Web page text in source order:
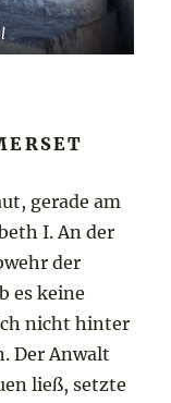
gerade am
I. An der
der
es keine
nicht hinter
Der Anwalt
ließ, setzte